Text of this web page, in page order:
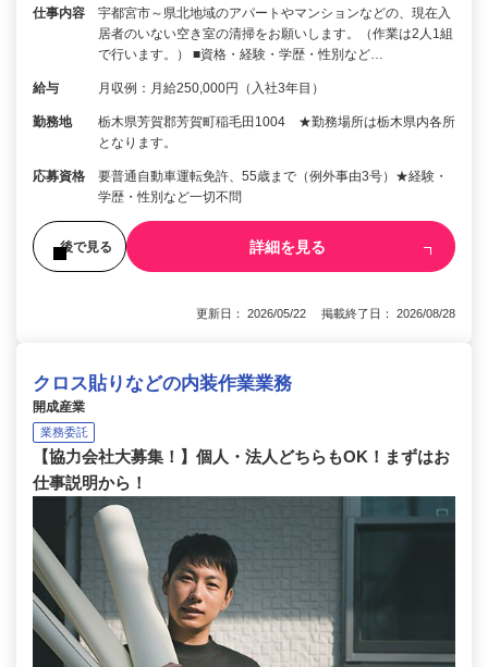
仕事内容
宇都宮市～県北地域のアパートやマンションなどの、現在入
居者のいない空き室の清掃をお願いします。（作業は2人1組
で行います。） ■資格・経験・学歴・性別など…
給与 月収例：月給250,000円（入社3年目）
勤務地
栃木県芳賀郡芳賀町稲毛田1004 ★勤務場所は栃木県内各所
となります。
応募資格
要普通自動車運転免許、55歳まで（例外事由3号）★経験・
学歴・性別など一切不問
後で見る 詳細を見る
更新日： 2026/05/22 掲載終了日： 2026/08/28
クロス貼りなどの内装作業業務
開成産業
業務委託
【協力会社大募集！】個人・法人どちらもOK！まずはお
仕事説明から！